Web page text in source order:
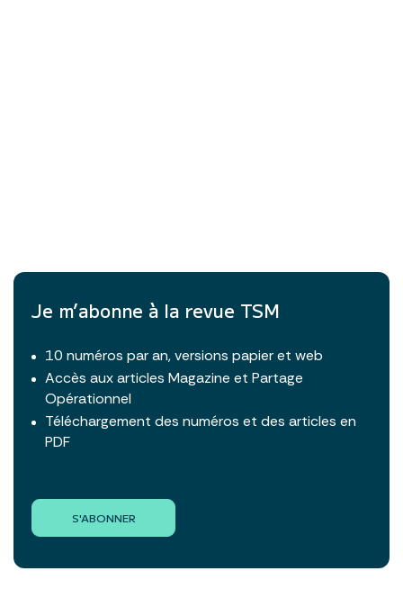
Je m’abonne à la revue TSM
10 numéros par an, versions papier et web
Accès aux articles Magazine et Partage
Opérationnel
Téléchargement des numéros et des articles en
PDF
S'ABONNER